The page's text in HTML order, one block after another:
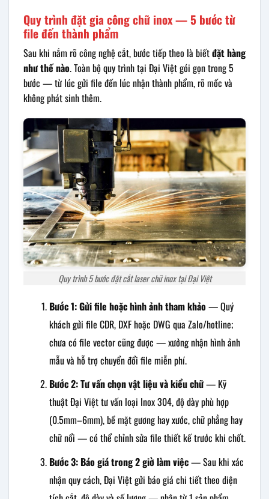
Quy trình đặt gia công chữ inox — 5 bước từ
file đến thành phẩm
Sau khi nắm rõ công nghệ cắt, bước tiếp theo là biếtđặt hàng
như thế nào. Toàn bộ quy trình tại Đại Việt gói gọn trong 5
bước — từ lúc gửi file đến lúc nhận thành phẩm, rõ mốc và
không phát sinh thêm.
Quy trình 5 bước đặt cắt laser chữ inox tại Đại Việt
Bước 1: Gửi file hoặc hình ảnh tham khảo— Quý
khách gửi file CDR, DXF hoặc DWG qua Zalo/hotline;
chưa có file vector cũng được — xưởng nhận hình ảnh
mẫu và hỗ trợ chuyển đổi file miễn phí.
Bước 2: Tư vấn chọn vật liệu và kiểu chữ— Kỹ
thuật Đại Việt tư vấn loại Inox 304, độ dày phù hợp
(0.5mm–6mm), bề mặt gương hay xước, chữ phẳng hay
chữ nổi — có thể chỉnh sửa file thiết kế trước khi chốt.
Bước 3: Báo giá trong 2 giờ làm việc— Sau khi xác
nhận quy cách, Đại Việt gửi báo giá chi tiết theo diện